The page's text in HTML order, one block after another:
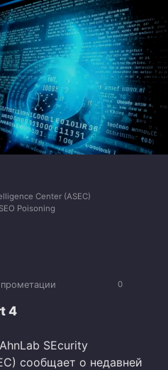
Center (ASEC)
SEO Poisoning
0
4
SEcurity
сообщает о недавней